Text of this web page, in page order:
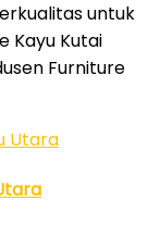
untuk
Kayu Kutai
Furniture